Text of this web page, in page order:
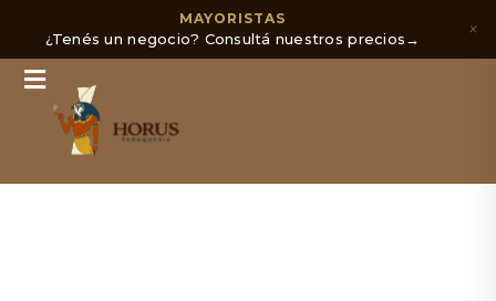
MAYORISTAS
¿Tenés un negocio? Consultá nuestros precios→ ×